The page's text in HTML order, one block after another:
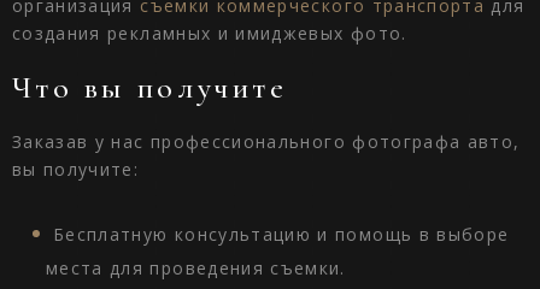
организация съемки коммерческого транспорта для
создания рекламных и имиджевых фото.
Что вы получите
Заказав у нас профессионального фотографа авто,
вы получите:
Бесплатную консультацию и помощь в выборе
места для проведения съемки.